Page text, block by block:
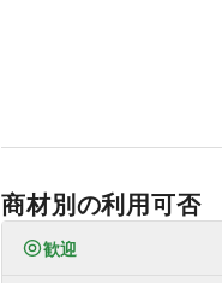
商材別の利用可否
歓迎